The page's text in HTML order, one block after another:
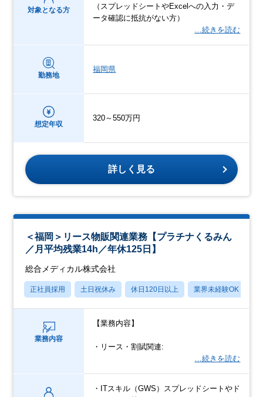
対象となる方
（スプレッドシートやExcelへの入力・デ
ータ確認に抵抗がない方）
…続きを読む
勤務地
福岡県
想定年収
320～550万円
詳しく見る
＜福岡＞リース物販関連業務【プラチナくるみん
／月平均残業14h／年休125日】
総合メディカル株式会社
正社員採用 土日祝休み 休日120日以上 業界未経験OK
業務内容
【業務内容】
・リース・割賦関連:
…続きを読む
・ITスキル（GWS）スプレッドシートやド